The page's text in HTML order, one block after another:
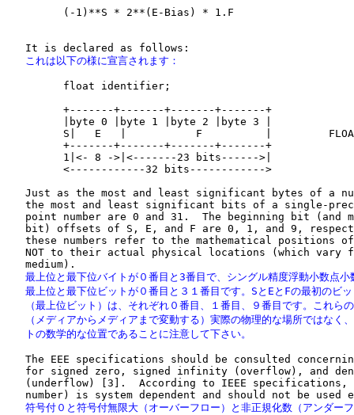
         (-1)**S * 2**(E-Bias) * 1.F
   これは以下の様に宣言されます：
         float identifier;
         +-------+-------+-------+-------+
|byte 0 |byte 1 |byte 2 |byte 3 |
S|   E   |           F          |
         +-------+-------+-------+-------+
         1|<- 8 ->|<-------23 bits------>|
         <------------32 bits------------>
Just as the most and least significant bytes of a
the most and least significant bits of a single-
point number are 0 and 31.  The beginning bit (and
bit) offsets of S, E, and F are 0, 1, and 9,
these numbers refer to the mathematical positions
NOT to their actual physical locations (which vary
最上位と最下位バイトが０番目と3番目で、シングル精度浮動小数点小
最上位と最下位ビットが０番目と３１番目です。SとEとFの最初のビ
（最上位ビット）は、それぞれ０番目、１番目、９番目です。これら
（メディアからメディアまで変動する）実際の物理的な場所ではなく
   トの数学的な位置であることに注意して下さい。
The EEE specifications should be consulted
for signed zero, signed infinity (overflow), and
(underflow) [3].  According to IEEE specifications,
符号付０と符号付無限大（オーバーフロー）と非正規化数（アンダー